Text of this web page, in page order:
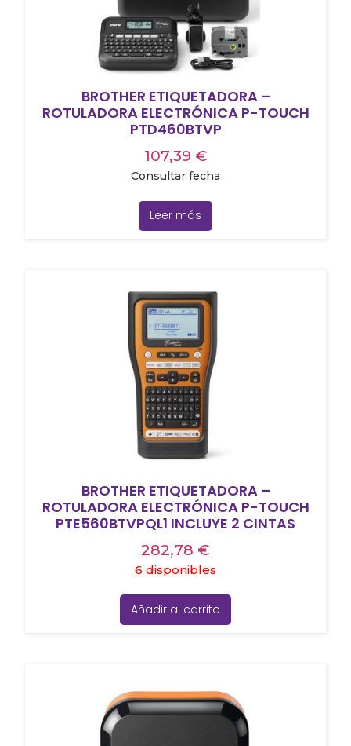
BROTHER ETIQUETADORA –
ROTULADORA ELECTRÓNICA P-TOUCH
PTD460BTVP
107,39 €
Consultar fecha
Leer más
BROTHER ETIQUETADORA –
ROTULADORA ELECTRÓNICA P-TOUCH
PTE560BTVPQL1 INCLUYE 2 CINTAS
282,78 €
6 disponibles
Añadir al carrito